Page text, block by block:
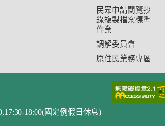
民眾申請閱覽抄
錄複製檔案標準
作業
調解委員會
原住民業務專區
18:00(國定例假日休息)